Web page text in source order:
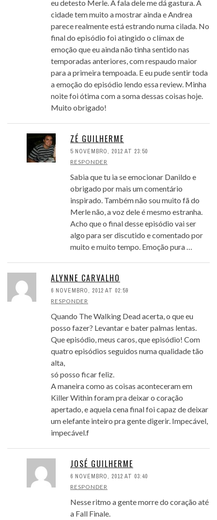
eu detesto Merle. A fala dele me dá gastura. A
cidade tem muito a mostrar ainda e Andrea
parece realmente está estrando numa cilada. No
final do episódio foi atingido o clímax de
emoção que eu ainda não tinha sentido nas
temporadas anteriores, com respaudo maior
para a primeira tempoada. E eu pude sentir toda
a emoção do episódio lendo essa review. Minha
noite foi ótima com a soma dessas coisas hoje.
Muito obrigado!
ZÉ GUILHERME
5 NOVEMBRO, 2012 AT 23:50
RESPONDER
Sabia que tu ia se emocionar Danildo e
obrigado por mais um comentário
inspirado. Também não sou muito fã do
Merle não, a voz dele é mesmo estranha.
Acho que o final desse episódio vai ser
algo para ser discutido e comentado por
muito e muito tempo. Emoção pura …
ALYNNE CARVALHO
6 NOVEMBRO, 2012 AT 02:59
RESPONDER
Quando The Walking Dead acerta, o que eu
posso fazer? Levantar e bater palmas lentas.
Que episódio, meus caros, que episódio! Com
quatro episódios seguidos numa qualidade tão
alta,
só posso ficar feliz.
A maneira como as coisas aconteceram em
Killer Within foram pra deixar o coração
apertado, e aquela cena final foi capaz de deixar
um elefante inteiro pra gente digerir. Impecável,
impecável.f
JOSÉ GUILHERME
6 NOVEMBRO, 2012 AT 03:40
RESPONDER
Nesse ritmo a gente morre do coração até
a Fall Finale.